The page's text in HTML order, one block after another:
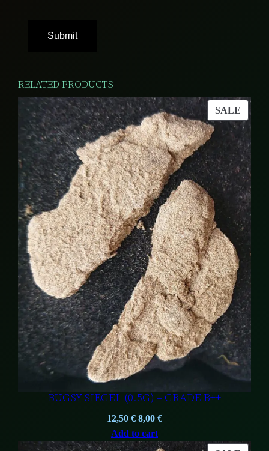
RELATED PRODUCTS
SALE
ON
SALE
BUGSY SIEGEL (0.5G) – GRADE B++
12,50€ Original
price
was:
8,00 €Current
is:
Add to cart